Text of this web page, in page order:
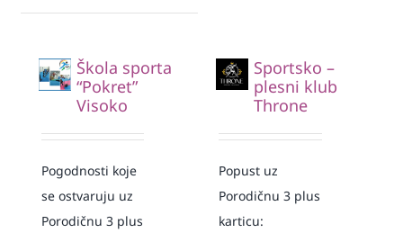
Škola sporta
“Pokret”
Visoko
Pogodnosti koje
se ostvaruju uz
Porodičnu 3 plus
Sportsko –
plesni klub
Throne
Popust uz
Porodičnu 3 plus
karticu: